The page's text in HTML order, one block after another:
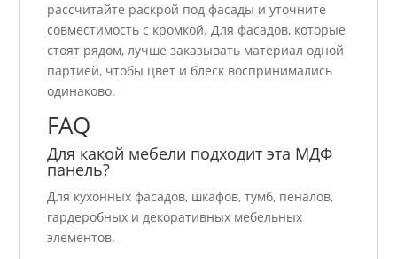
рассчитайте раскрой под фасады и уточните
совместимость с кромкой. Для фасадов, которые
стоят рядом, лучше заказывать материал одной
партией, чтобы цвет и блеск воспринимались
одинаково.
FAQ
Для какой мебели подходит эта МДФ
панель?
Для кухонных фасадов, шкафов, тумб, пеналов,
гардеробных и декоративных мебельных
элементов.